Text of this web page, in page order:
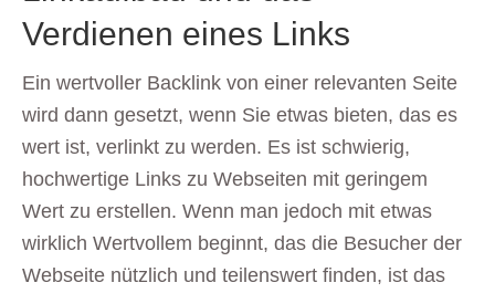
Verdienen eines Links
Ein wertvoller Backlink von einer relevanten Seite
wird dann gesetzt, wenn Sie etwas bieten, das es
wert ist, verlinkt zu werden. Es ist schwierig,
hochwertige Links zu Webseiten mit geringem
Wert zu erstellen. Wenn man jedoch mit etwas
wirklich Wertvollem beginnt, das die Besucher der
Webseite nützlich und teilenswert finden, ist das